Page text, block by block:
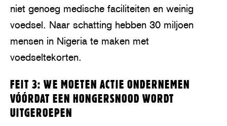
niet genoeg medische faciliteiten en weinig
voedsel. Naar schatting hebben 30 miljoen
mensen in Nigeria te maken met
voedseltekorten.
FEIT 3: WE MOETEN ACTIE ONDERNEMEN
VÓÓRDAT EEN HONGERSNOOD WORDT
UITGEROEPEN